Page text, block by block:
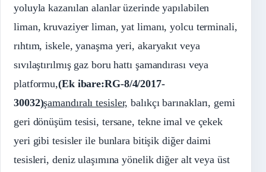
yoluyla kazanılan alanlar üzerinde yapılabilen
liman, kruvaziyer liman, yat limanı, yolcu terminali,
rıhtım, iskele, yanaşma yeri, akaryakıt veya
sıvılaştırılmış gaz boru hattı şamandırası veya
platformu,(Ek ibare:RG-8/4/2017-
30032)şamandıralı tesisler, balıkçı barınakları, gemi
geri dönüşüm tesisi, tersane, tekne imal ve çekek
yeri gibi tesisler ile bunlara bitişik diğer daimi
tesisleri, deniz ulaşımına yönelik diğer alt veya üst